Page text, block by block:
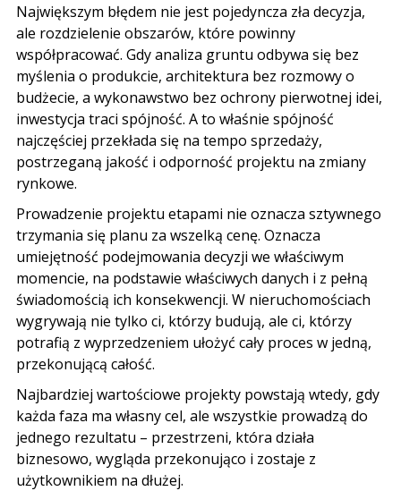
Największym błędem nie jest pojedyncza zła decyzja,
ale rozdzielenie obszarów, które powinny
współpracować. Gdy analiza gruntu odbywa się bez
myślenia o produkcie, architektura bez rozmowy o
budżecie, a wykonawstwo bez ochrony pierwotnej idei,
inwestycja traci spójność. A to właśnie spójność
najczęściej przekłada się na tempo sprzedaży,
postrzeganą jakość i odporność projektu na zmiany
rynkowe.
Prowadzenie projektu etapami nie oznacza sztywnego
trzymania się planu za wszelką cenę. Oznacza
umiejętność podejmowania decyzji we właściwym
momencie, na podstawie właściwych danych i z pełną
świadomością ich konsekwencji. W nieruchomościach
wygrywają nie tylko ci, którzy budują, ale ci, którzy
potrafią z wyprzedzeniem ułożyć cały proces w jedną,
przekonującą całość.
Najbardziej wartościowe projekty powstają wtedy, gdy
każda faza ma własny cel, ale wszystkie prowadzą do
jednego rezultatu – przestrzeni, która działa
biznesowo, wygląda przekonująco i zostaje z
użytkownikiem na dłużej.